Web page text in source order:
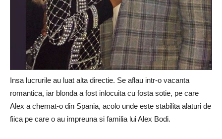
Insa lucrurile au luat alta directie. Se aflau intr-o vacanta
romantica, iar blonda a fost inlocuita cu fosta sotie, pe care
Alex a chemat-o din Spania, acolo unde este stabilita alaturi de
fiica pe care o au impreuna si familia lui Alex Bodi.